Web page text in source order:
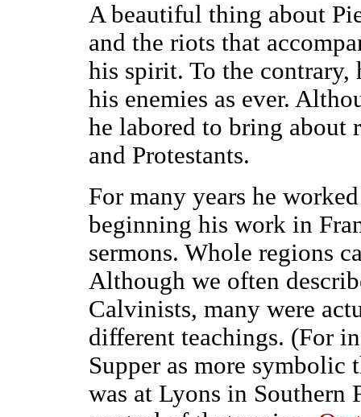
A beautiful thing about
and the riots that
his spirit. To the contrary,
his enemies as ever.
he labored to bring about
and Protestants.
For many years he
beginning his work in
sermons. Whole regions
Although we often
Calvinists, many were
different teachings. (For
Supper as more
was at Lyons in Southern